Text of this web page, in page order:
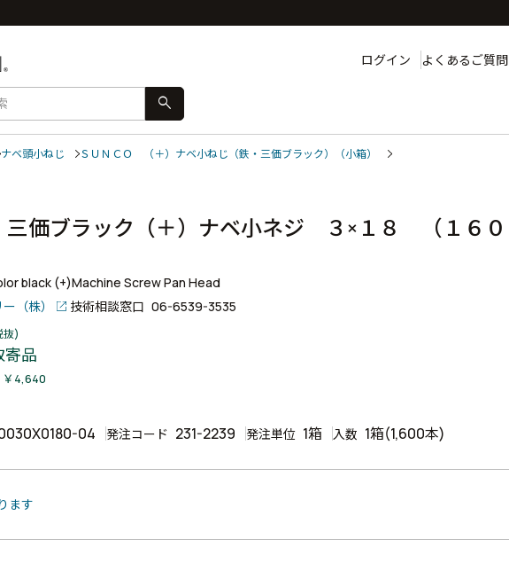
ログイン よくあるご質問
search
ナベ頭小ねじ
ＳＵＮＣＯ （＋）ナベ小ねじ（鉄・三価ブラック）（小箱）
価ブラック（＋）ナベ小ネジ ３×１８ （１６０
black (+)Machine Screw Pan Head
（株）
技術相談窓口 06-6539-3535
抜)
寄品
￥4,640
04 発注コード 231-2239 発注単位 1箱 入数 1箱(1,600本)
ます